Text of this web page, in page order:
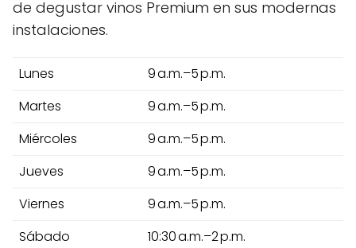
de degustar vinos Premium en sus modernas
instalaciones.
Lunes
9 a.m.–5 p.m.
Martes
9 a.m.–5 p.m.
Miércoles
9 a.m.–5 p.m.
Jueves
9 a.m.–5 p.m.
Viernes
9 a.m.–5 p.m.
Sábado
10:30 a.m.–2 p.m.